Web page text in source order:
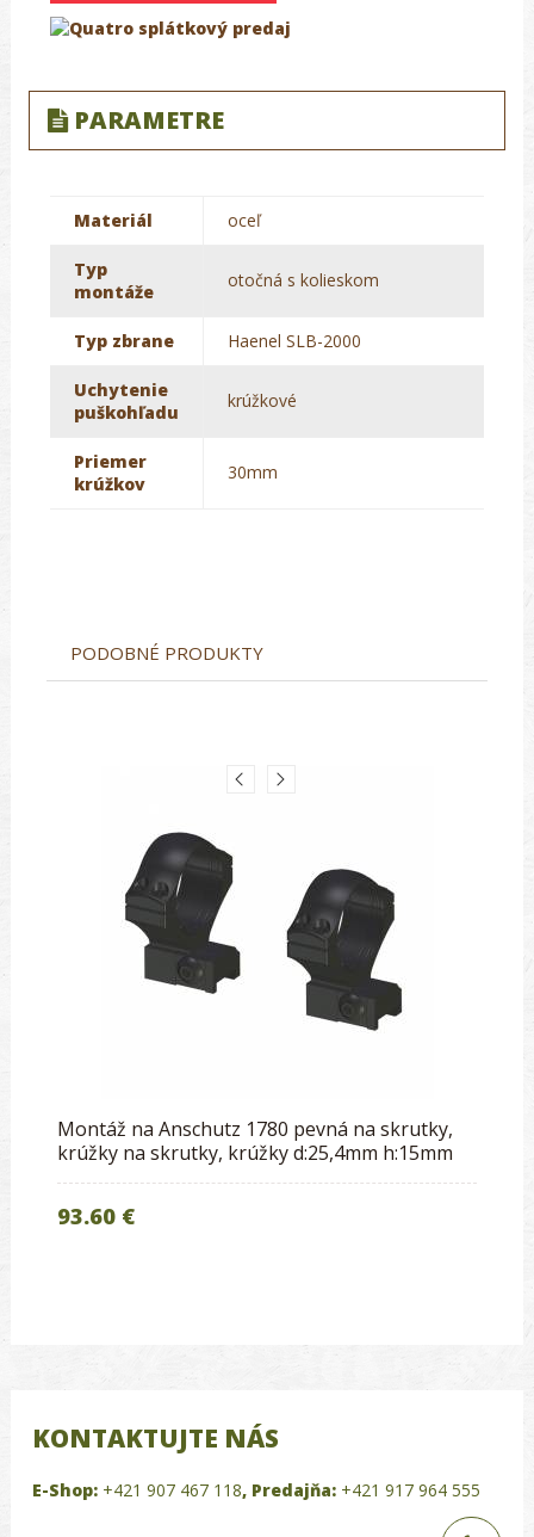
PARAMETRE
Materiál oceľ
Typ
montáže
otočná s kolieskom
Typ zbrane Haenel SLB-2000
Uchytenie
puškohľadu
krúžkové
Priemer
krúžkov
30mm
PODOBNÉ PRODUKTY
Montáž na Anschutz 1780 pevná na skrutky,
krúžky na skrutky, krúžky d:25,4mm h:15mm
93.60 €
KONTAKTUJTE NÁS
E-Shop: +421 907 467 118, Predajňa: +421 917 964 555